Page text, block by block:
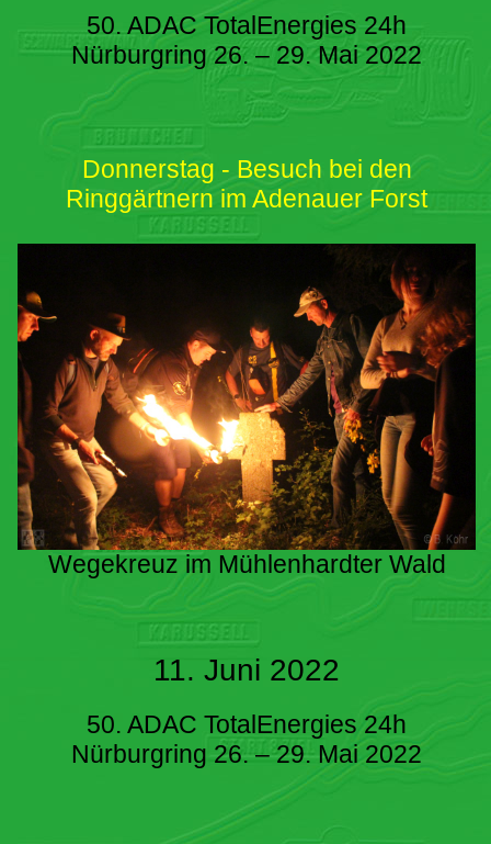
50. ADAC TotalEnergies 24h
Nürburgring 26. – 29. Mai 2022
Donnerstag - Besuch bei den
Ringgärtnern im Adenauer Forst
Wegekreuz im Mühlenhardter Wald
11. Juni 2022
50. ADAC TotalEnergies 24h
Nürburgring 26. – 29. Mai 2022